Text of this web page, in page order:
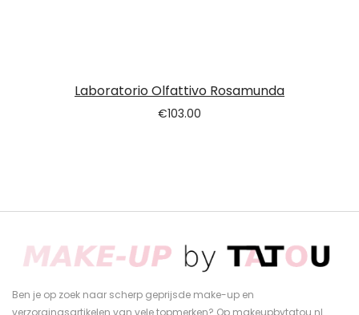
Laboratorio Olfattivo Rosamunda
€103.00
Ben je op zoek naar scherp geprijsde make-up en